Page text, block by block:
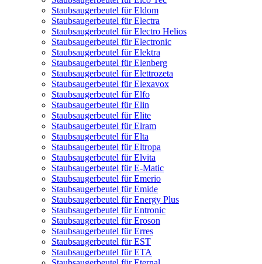
Staubsaugerbeutel für Eldom
Staubsaugerbeutel für Electra
Staubsaugerbeutel für Electro Helios
Staubsaugerbeutel für Electronic
Staubsaugerbeutel für Elektra
Staubsaugerbeutel für Elenberg
Staubsaugerbeutel für Elettrozeta
Staubsaugerbeutel für Elexavox
Staubsaugerbeutel für Elfo
Staubsaugerbeutel für Elin
Staubsaugerbeutel für Elite
Staubsaugerbeutel für Elram
Staubsaugerbeutel für Elta
Staubsaugerbeutel für Eltropa
Staubsaugerbeutel für Elvita
Staubsaugerbeutel für E-Matic
Staubsaugerbeutel für Emerio
Staubsaugerbeutel für Emide
Staubsaugerbeutel für Energy Plus
Staubsaugerbeutel für Entronic
Staubsaugerbeutel für Eroson
Staubsaugerbeutel für Erres
Staubsaugerbeutel für EST
Staubsaugerbeutel für ETA